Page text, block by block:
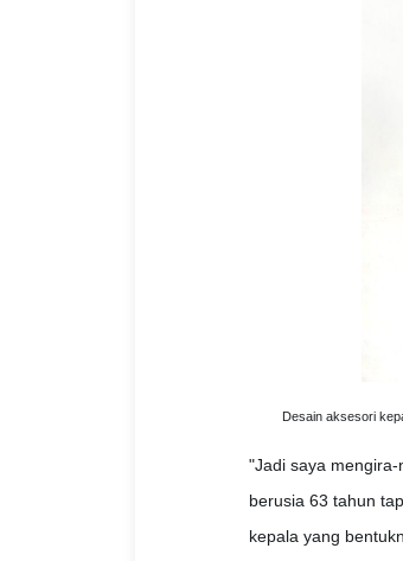
Desain aksesori
"Jadi saya
berusia 63 tahun
kepala yang